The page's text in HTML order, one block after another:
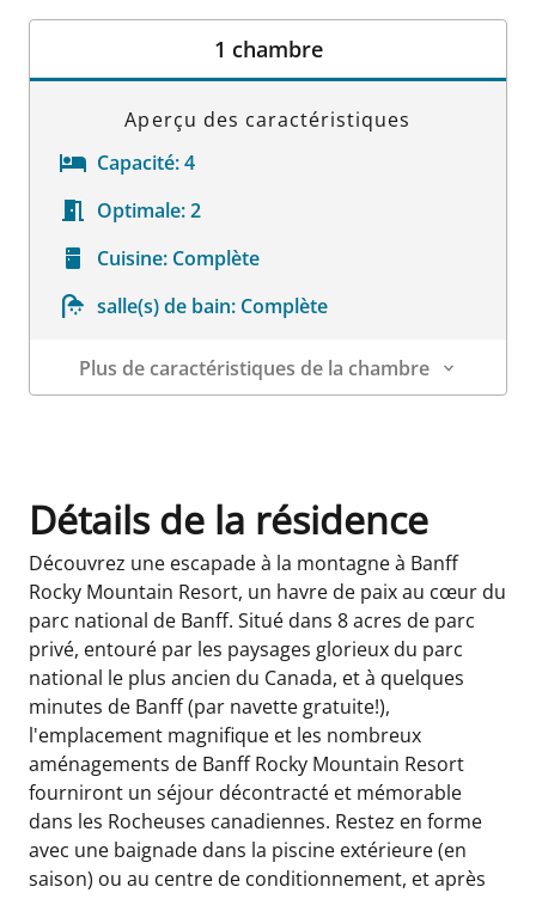
1 chambre
Aperçu des caractéristiques
Capacité:4
Optimale:2
Cuisine: Complète
salle(s) de bain: Complète
Plus de caractéristiques de la chambre
Détails de la résidence
Découvrez une escapade à la montagne à Banff
Rocky Mountain Resort, un havre de paix au cœur du
parc national de Banff. Situé dans 8 acres de parc
privé, entouré par les paysages glorieux du parc
national le plus ancien du Canada, et à quelques
minutes de Banff (par navette gratuite!),
l'emplacement magnifique et les nombreux
aménagements de Banff Rocky Mountain Resort
fourniront un séjour décontracté et mémorable
dans les Rocheuses canadiennes. Restez en forme
avec une baignade dans la piscine extérieure (en
saison) ou au centre de conditionnement, et après